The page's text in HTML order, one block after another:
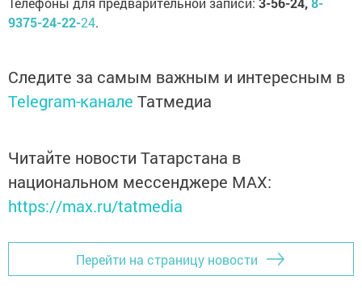
9375-24-22-24.
Следите за самым важным и интересным в
Telegram-канале Татмедиа
Читайте новости Татарстана в
национальном мессенджере MАХ:
https://max.ru/tatmedia
Перейти на страницу новости